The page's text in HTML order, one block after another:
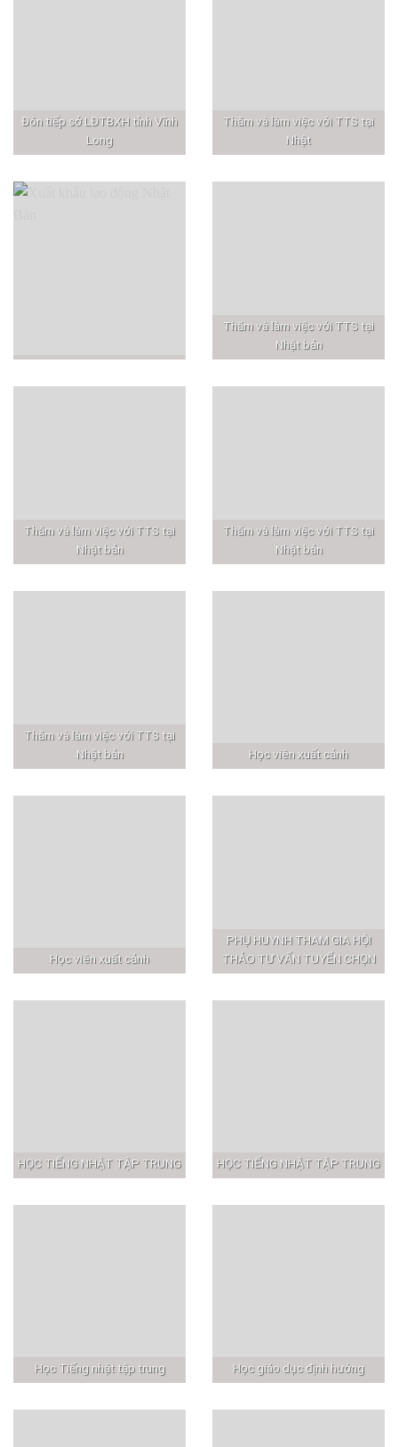
Đón tiếp sở LĐTBXH tỉnh Vĩnh
Long
Thăm và làm việc với TTS tại
Nhật
Thăm và làm việc với TTS tại
Nhật bản
Thăm và làm việc với TTS tại
Nhật bản
Thăm và làm việc với TTS tại
Nhật bản
Thăm và làm việc với TTS tại
Nhật bản
Học viên xuất cảnh
Học viên xuất cảnh
PHỤ HUYNH THAM GIA HỘI
THẢO TƯ VẤN TUYỂN CHỌN
HỌC TIẾNG NHẬT TẬP TRUNG HỌC TIẾNG NHẬT TẬP TRUNG
Học Tiếng nhật tập trung Học giáo dục định hướng